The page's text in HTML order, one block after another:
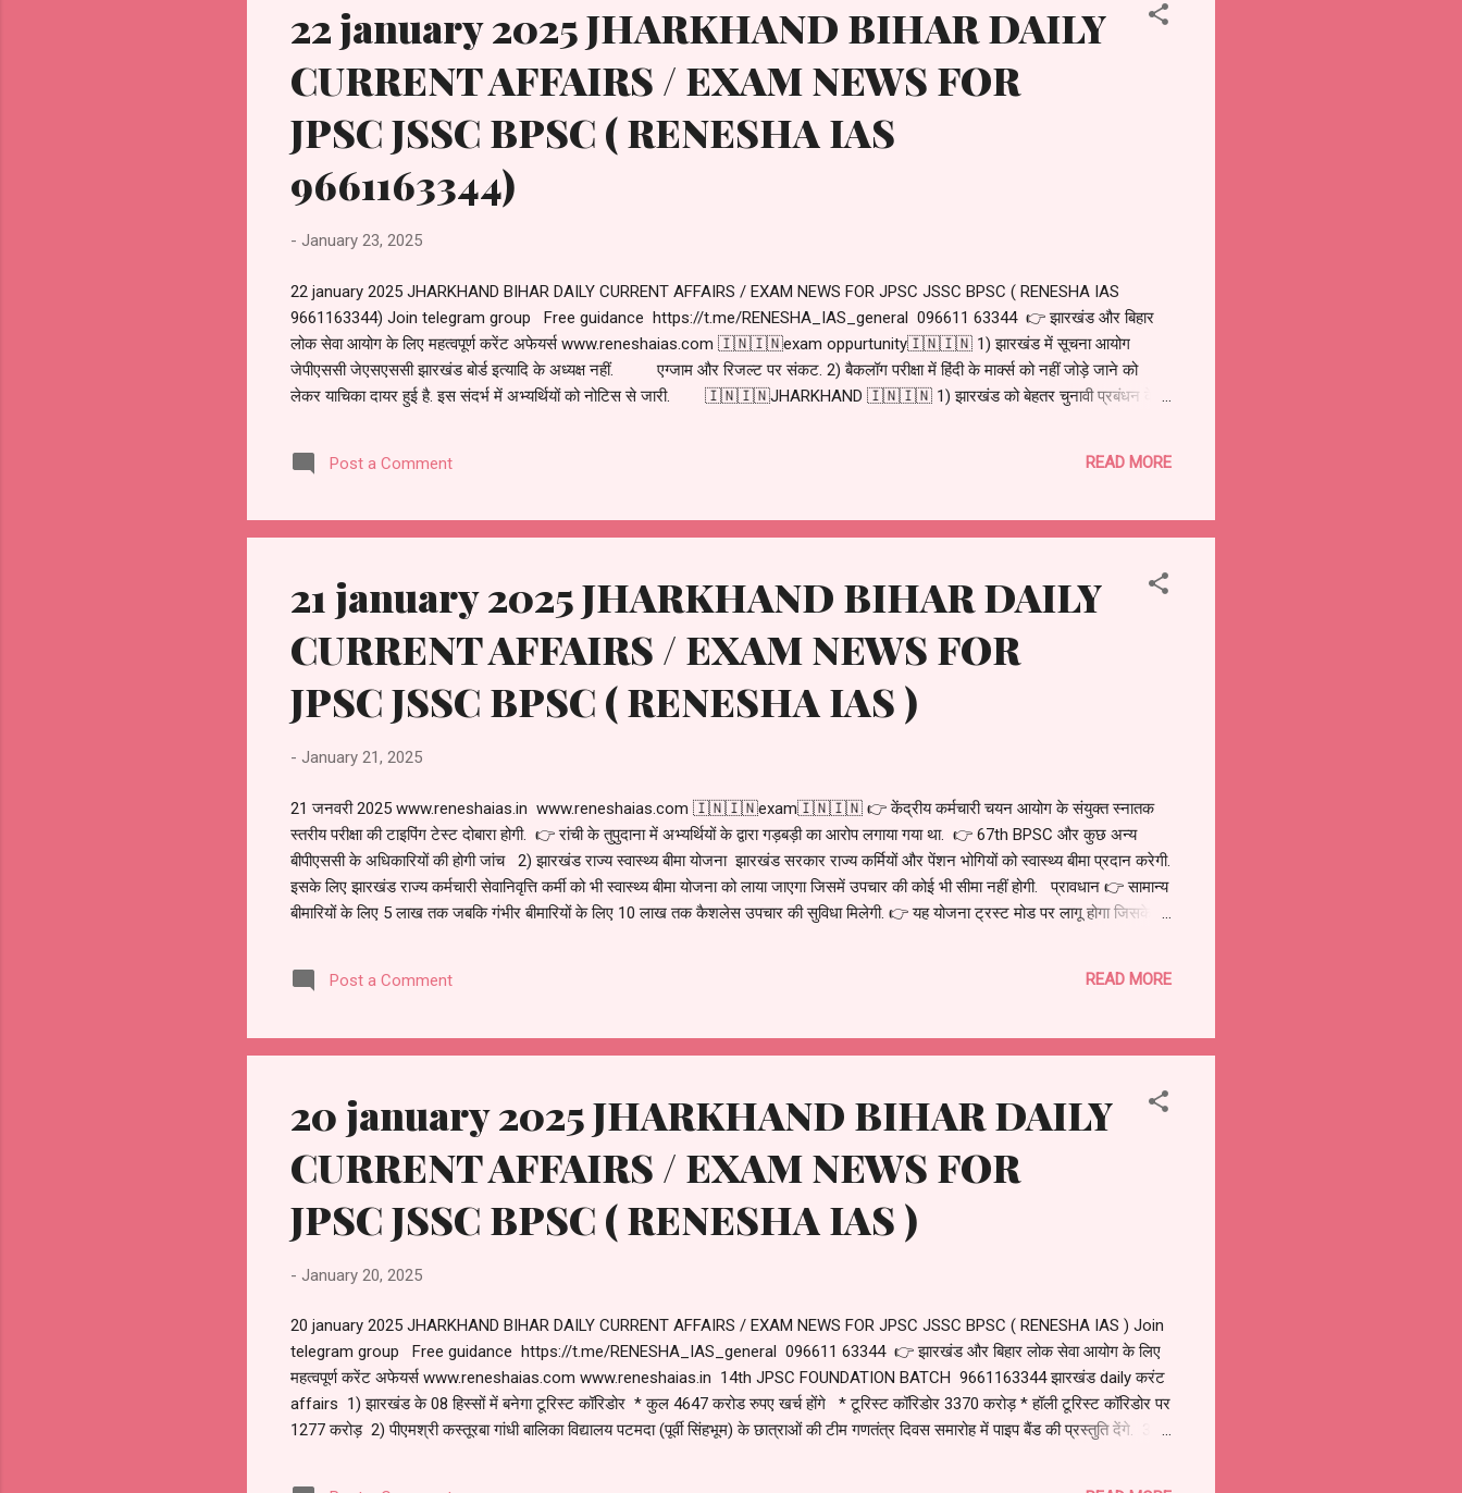
22 january 2025 JHARKHAND BIHAR DAILY
CURRENT AFFAIRS / EXAM NEWS FOR
JPSC JSSC BPSC ( RENESHA IAS
9661163344)
- January 23, 2025
22 january 2025 JHARKHAND BIHAR DAILY CURRENT AFFAIRS / EXAM NEWS FOR JPSC JSSC BPSC ( RENESHA IAS
9661163344) Join telegram group Free guidance https://t.me/RENESHA_IAS_general 096611 63344 👉 झारखंड और बिहार
लोक सेवा आयोग के लिए महत्वपूर्ण करेंट अफेयर्स www.reneshaias.com 🇮🇳🇮🇳exam oppurtunity🇮🇳🇮🇳 1) झारखंड में सूचना आयोग
जेपीएससी जेएसएससी झारखंड बोर्ड इत्यादि के अध्यक्ष नहीं. एग्जाम और रिजल्ट पर संकट. 2) बैकलॉग परीक्षा में हिंदी के मार्क्स को नहीं जोड़े जाने को
लेकर याचिका दायर हुई है. इस संदर्भ में अभ्यर्थियों को नोटिस से जारी. 🇮🇳🇮🇳JHARKHAND 🇮🇳🇮🇳 1) झारखंड को बेहतर चुनावी प्रबंधन के
Post a Comment READ MORE
21 january 2025 JHARKHAND BIHAR DAILY
CURRENT AFFAIRS / EXAM NEWS FOR
JPSC JSSC BPSC ( RENESHA IAS )
- January 21, 2025
21 जनवरी 2025 www.reneshaias.in www.reneshaias.com 🇮🇳🇮🇳exam🇮🇳🇮🇳 👉 केंद्रीय कर्मचारी चयन आयोग के संयुक्त स्नातक
स्तरीय परीक्षा की टाइपिंग टेस्ट दोबारा होगी. 👉 रांची के तुपुदाना में अभ्यर्थियों के द्वारा गड़बड़ी का आरोप लगाया गया था. 👉 67th BPSC और कुछ अन्य
बीपीएससी के अधिकारियों की होगी जांच 2) झारखंड राज्य स्वास्थ्य बीमा योजना झारखंड सरकार राज्य कर्मियों और पेंशन भोगियों को स्वास्थ्य बीमा प्रदान करेगी.
इसके लिए झारखंड राज्य कर्मचारी सेवानिवृत्ति कर्मी को भी स्वास्थ्य बीमा योजना को लाया जाएगा जिसमें उपचार की कोई भी सीमा नहीं होगी. प्रावधान 👉 सामान्य
बीमारियों के लिए 5 लाख तक जबकि गंभीर बीमारियों के लिए 10 लाख तक कैशलेस उपचार की सुविधा मिलेगी. 👉 यह योजना ट्रस्ट मोड पर लागू होगा जिसके
प्रत्येक माह योगदान देना होगा. दूसरे शब्दों में जो वर्तमान में ₹1000 प्रतिमा मेड...
Post a Comment READ MORE
20 january 2025 JHARKHAND BIHAR DAILY
CURRENT AFFAIRS / EXAM NEWS FOR
JPSC JSSC BPSC ( RENESHA IAS )
- January 20, 2025
20 january 2025 JHARKHAND BIHAR DAILY CURRENT AFFAIRS / EXAM NEWS FOR JPSC JSSC BPSC ( RENESHA IAS ) Join
telegram group Free guidance https://t.me/RENESHA_IAS_general 096611 63344 👉 झारखंड और बिहार लोक सेवा आयोग के लिए
महत्वपूर्ण करेंट अफेयर्स www.reneshaias.com www.reneshaias.in 14th JPSC FOUNDATION BATCH 9661163344 झारखंड daily करंट
affairs 1) झारखंड के 08 हिस्सों में बनेगा टूरिस्ट कॉरिडोर * कुल 4647 करोड रुपए खर्च होंगे * टूरिस्ट कॉरिडोर 3370 करोड़ * हॉली टूरिस्ट कॉरिडोर पर
1277 करोड़ 2) पीएमश्री कस्तूरबा गांधी बालिका विद्यालय पटमदा (पूर्वी सिंहभूम) के छात्राओं की टीम गणतंत्र दिवस समारोह में पाइप बैंड की प्रस्तुति देंगे. 3)
will be spent * Tourist corridor Rs. 3370 crore * Holy tourist corridor Rs. 1277 crore 2) The team of students of PM Shri